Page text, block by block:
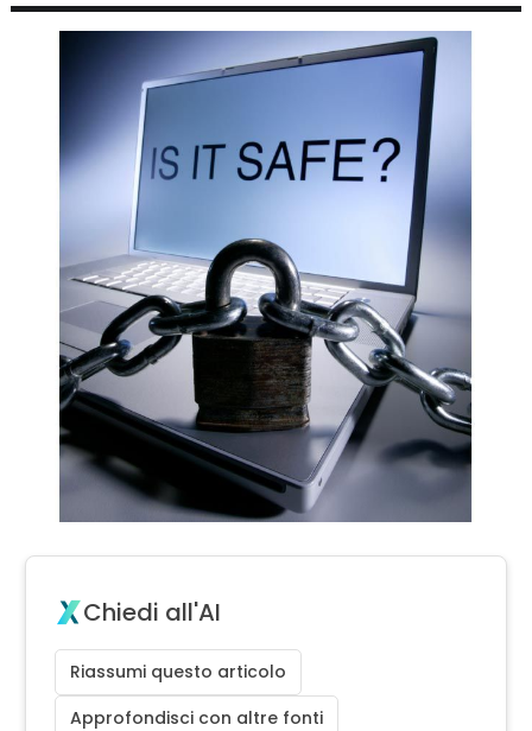
Chiedi all'AI
Riassumi questo articolo
Approfondisci con altre fonti